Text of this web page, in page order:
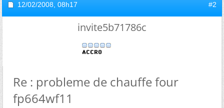
12/02/2008, 08h17 #2
invite5b71786c
Re : probleme de chauffe four
fp664wf11